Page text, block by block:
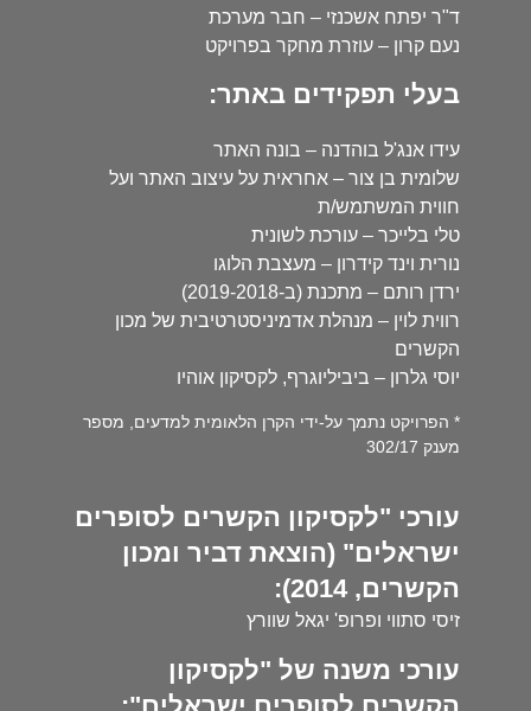
ד"ר יפתח אשכנזי – חבר מערכת
נעם קרון – עוזרת מחקר בפרויקט
בעלי תפקידים באתר:
עידו אנג'ל בוהדנה – בונה האתר
שלומית בן צור – אחראית על עיצוב האתר ועל
חווית המשתמש/ת
טלי בלייכר – עורכת לשונית
נורית וינד קידרון – מעצבת הלוגו
ירדן רותם – מתכנת (ב-2019-2018)
רווית לוין – מנהלת אדמיניסטרטיבית של מכון
הקשרים
יוסי גלרון – ביביליוגרף, לקסיקון אוהיו
* הפרויקט נתמך על-ידי הקרן הלאומית למדעים, מספר
מענק 302/17
עורכי "לקסיקון הקשרים לסופרים
ישראלים" (הוצאת דביר ומכון
הקשרים, 2014):
זיסי סתווי ופרופ' יגאל שוורץ
עורכי משנה של "לקסיקון